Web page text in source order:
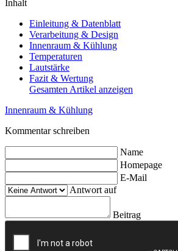
Inhalt
Einleitung & Datenblatt
Verarbeitung & Design
Innenraum & Kühlung
Temperaturen
Lautstärke
Fazit & Wertung
Gesamten Artikel anzeigen
Innenraum & Kühlung
Kommentar schreiben
Name
Homepage
E-Mail
Antwort auf
Beitrag